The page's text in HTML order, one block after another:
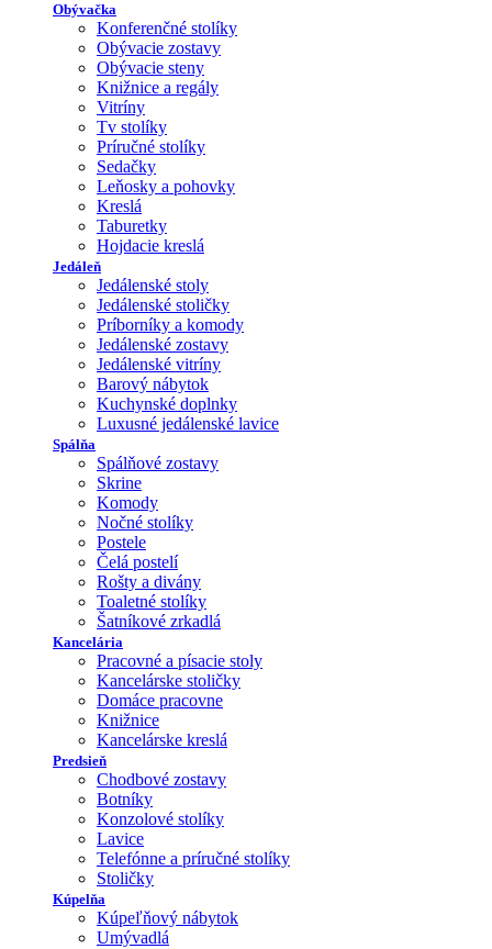
Obývačka
Konferenčné stolíky
Obývacie zostavy
Obývacie steny
Knižnice a regály
Vitríny
Tv stolíky
Príručné stolíky
Sedačky
Leňosky a pohovky
Kreslá
Taburetky
Hojdacie kreslá
Jedáleň
Jedálenské stoly
Jedálenské stoličky
Príborníky a komody
Jedálenské zostavy
Jedálenské vitríny
Barový nábytok
Kuchynské doplnky
Luxusné jedálenské lavice
Spálňa
Spálňové zostavy
Skrine
Komody
Nočné stolíky
Postele
Čelá postelí
Rošty a divány
Toaletné stolíky
Šatníkové zrkadlá
Kancelária
Pracovné a písacie stoly
Kancelárske stoličky
Domáce pracovne
Knižnice
Kancelárske kreslá
Predsieň
Chodbové zostavy
Botníky
Konzolové stolíky
Lavice
Telefónne a príručné stolíky
Stoličky
Kúpelňa
Kúpeľňový nábytok
Umývadlá